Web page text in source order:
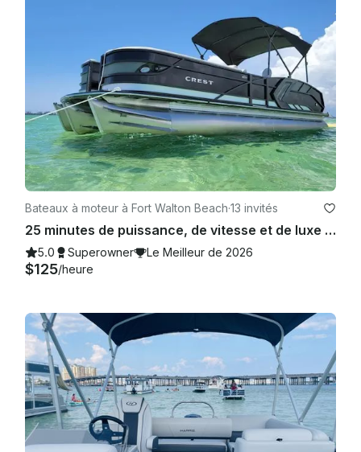
Bateaux à moteur à Fort Walton Beach·13 invités
25 minutes de puissance, de vitesse et de luxe sur la Côte d'Émeraude. 13 invités ! Commodités gratuites
5.0 Superowner Le Meilleur de 2026
$125/heure